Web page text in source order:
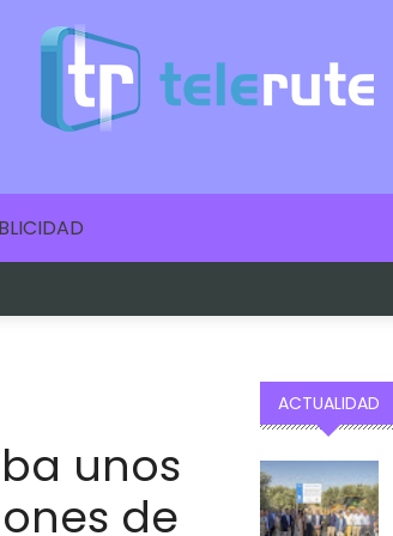
unos
de
ACTUALIDAD